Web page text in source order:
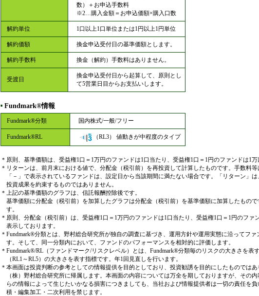
数）＋お申込手数料
※2…購入金額＝お申込価額×購入口数
解約単位 1口以上1口単位または1円以上1円単位
解約価額 換金申込受付日の基準価額とします。
解約手数料 換金（解約）手数料はありません。
受渡日
換金申込受付日から起算して、原則とし
て5営業日目からお支払いします。
■Fundmark®情報
Fundmark®分類 国内株式/一般/フリー
Fundmark®RL （RL3） 値動きが中程度のタイプ
＊ 原則、基準価額は、受益権1口＝1万円のファンドは1口当たり、受益権1口＝1円のファンドは1万
＊ リターンは、前月末における値で、分配金（税引前）を再投資して計算したものです。手数料等
「－」で表示されているファンドは、設定日から当該期間に満たない場合です。「リターン」
投資成果を約束するものではありません。
＊ 上記の基準価額のグラフは、信託報酬控除後です。
基準価額に分配金（税引前）を加算したグラフは分配金（税引前）を基準価額に加算したもの
す。
＊ 原則、分配金（税引前）は、受益権1口＝1万円のファンドは1口当たり、受益権1口＝1円のファ
表示しております。
＊ Fundmark®分類とは、野村総合研究所が独自の調査に基づき、運用方針や運用実態に沿ってフ
す。そして、同一分類内において、ファンドのパフォーマンスを相対的に評価します。
＊ Fundmark®/RL（ファンドマーク/リスクレベル）とは、Fundmark®分類毎のリスクの大きさを表
（RL1～RL5）の大きさを表す指標です。年1回見直しを行います。
＊ 本画面は投資判断の参考としての情報提供を目的としており、投資勧誘を目的にしたものでは
（株）野村総合研究所に帰属します。本画面の内容については万全を期しておりますが、その
らの情報によって生じたいかなる損害につきましても、当社および情報提供者は一切の責任を
積・編集加工・二次利用を禁じます。